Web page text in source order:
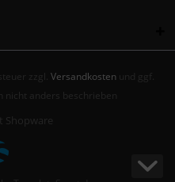
zzgl. Versandkosten und ggf.
nicht anders beschrieben
Shopware